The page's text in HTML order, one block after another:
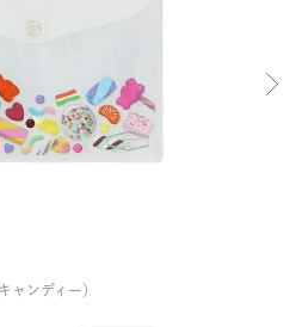
ャンディー）